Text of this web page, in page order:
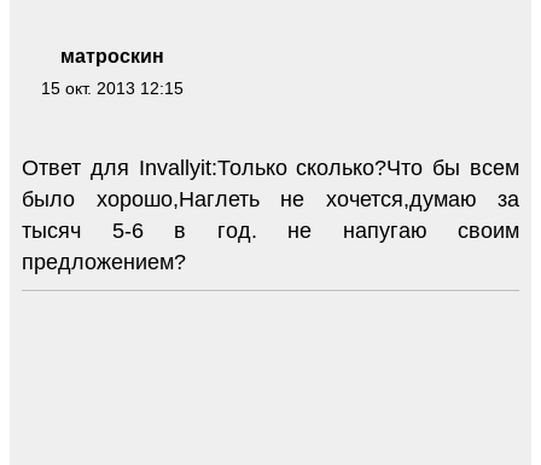
матроскин
15 окт. 2013 12:15
Ответ для Invallyit:Только сколько?Что бы всем
было хорошо,Наглеть не хочется,думаю за
тысяч 5-6 в год. не напугаю своим
предложением?